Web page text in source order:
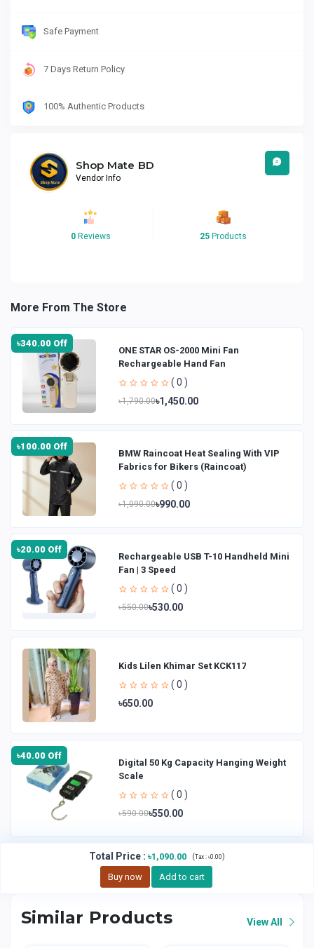
Safe Payment
7 Days Return Policy
100% Authentic Products
Shop Mate BD
Vendor Info
0 Reviews 25 Products
More From The Store
৳340.00 Off
ONE STAR OS-2000 Mini Fan
Rechargeable Hand Fan
( 0 )
৳1,790.00৳1,450.00
৳100.00 Off
BMW Raincoat Heat Sealing With VIP
Fabrics for Bikers (Raincoat)
( 0 )
৳1,090.00৳990.00
৳20.00 Off
Rechargeable USB T-10 Handheld Mini
Fan | 3 Speed
( 0 )
৳550.00৳530.00
Kids Lilen Khimar Set KCK117
( 0 )
৳650.00
৳40.00 Off
Digital 50 Kg Capacity Hanging Weight
Scale
( 0 )
৳590.00৳550.00
Total Price : ৳1,090.00 (Tax : ৳0.00)
Buy now Add to cart
Similar Products View All